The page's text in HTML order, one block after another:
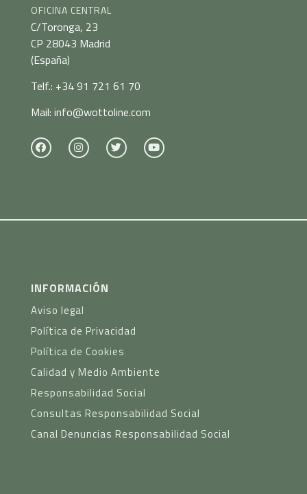
OFICINA CENTRAL
C/Toronga, 23
CP 28043 Madrid
(España)
Telf.: +34 91 721 61 70
Mail: info@wottoline.com
INFORMACIÓN
Aviso legal
Política de Privacidad
Política de Cookies
Calidad y Medio Ambiente
Responsabilidad Social
Consultas Responsabilidad Social
Canal Denuncias Responsabilidad Social